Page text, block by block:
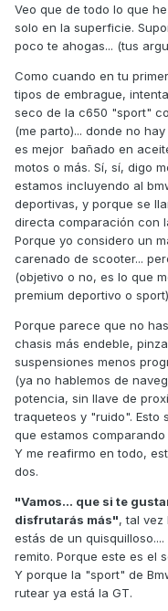
una valoración que se
laobjetividad.
evidentemente, pero la
En tu comentario hay
ejemplo perfecto de lo
conocimiento? a la
que si te gustan las
Este comentario
realidad denota dos
nunca te has subido a
acritud) y segunda
como apoyo a tus
o solo tomas de ella lo
pues porque esto es
sobre lostresscooters
“Sumado a un
vehículos
cualquier carretera
demostrar esa
dar.”
Dicho esto, al final lo
compradores y eso es
opinemos. Cualquiera
por poco, así que el
pastizal elija el que
valorará y re-valorará
aquel modelo está
delante o detrás.
Veo que de todo lo que
solo en la superficie.
poco te ahogas... (tus
Como cuando en tu
tipos de embrague,
seco de la c650 "sport"
(me parto)... donde no
es mejor bañado en
motos o más. Sí, sí, digo
estamos incluyendo al
deportivas, y porque se
directa comparación con
Porque yo considero un
carenado de scooter...
(objetivo o no, es lo que
premium deportivo o sport)
Porque parece que no
chasis más endeble,
suspensiones menos
(ya no hablemos de
potencia, sin llave de
traqueteos y "ruido". Esto
que estamos
Y me reafirmo en todo,
dos.
"Vamos... que si te
disfrutarás más", tal vez
estás de un
remito. Porque este es el
Y porque la "sport" de
rutear ya está la GT.